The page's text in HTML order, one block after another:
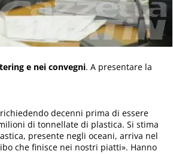
e nei convegni. A presentare la
decenni prima di essere
di tonnellate di plastica. Si stima
presente negli oceani, arriva nel
che finisce nei nostri piatti». Hanno